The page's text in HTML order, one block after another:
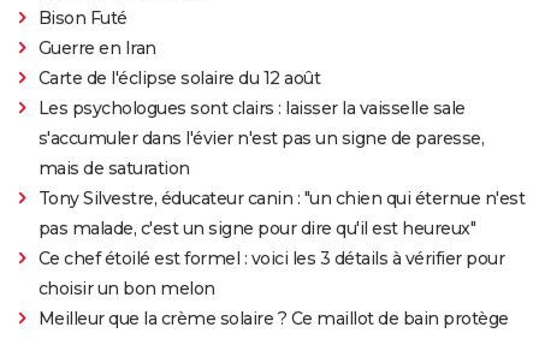
Bison Futé
Guerre en Iran
Carte de l'éclipse solaire du 12 août
Les psychologues sont clairs : laisser la vaisselle sale
s'accumuler dans l'évier n'est pas un signe de paresse,
mais de saturation
Tony Silvestre, éducateur canin : "un chien qui éternue n'est
pas malade, c'est un signe pour dire qu'il est heureux"
Ce chef étoilé est formel : voici les 3 détails à vérifier pour
choisir un bon melon
Meilleur que la crème solaire ? Ce maillot de bain protège